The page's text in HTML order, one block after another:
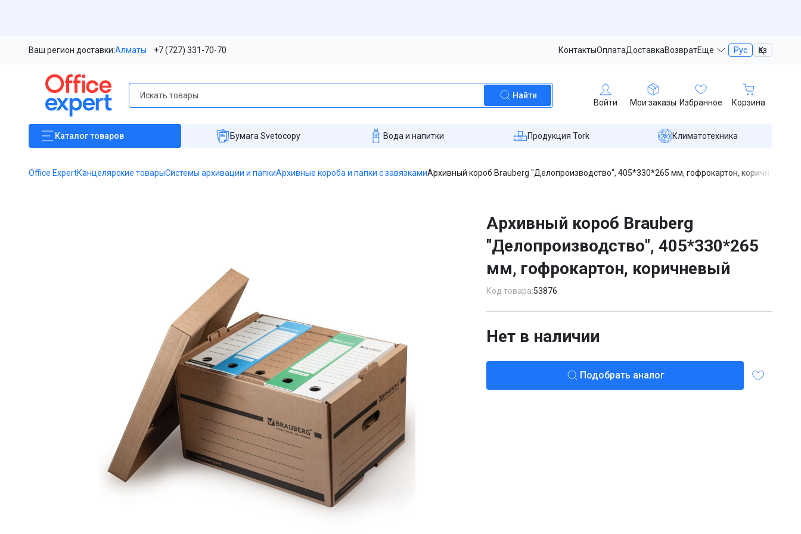
Ваш регион доставки:Алматы +7 (727) 331-70-70 КонтактыОплатаДоставкаВозвратЕще Рус Қаз
Найти
Войти Мои заказы Избранное Корзина
Каталогтоваров Бумага Svetocopy Вода и напитки Продукция Tork Климатотехника
Office ExpertКанцелярские товарыСистемы архивации и папкиАрхивные короба и папки с завязкамиАрхивный короб Brauberg "Делопроизводство", 405*330*265 мм, гофрокартон, коричневый
Архивный короб Brauberg
"Делопроизводство", 405*330*265
мм, гофрокартон, коричневый
Код товара:53876
Нет в наличии
Подобрать аналог